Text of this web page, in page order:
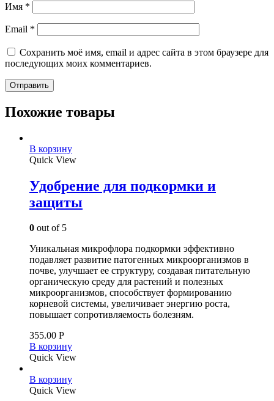
Имя *
Email *
Сохранить моё имя, email и адрес сайта в этом браузере для
последующих моих комментариев.
Похожие товары
В корзину
Quick View
Удобрение для подкормки и
защиты
0 out of 5
Уникальная микрофлора подкормки эффективно
подавляет развитие патогенных микроорганизмов в
почве, улучшает ее структуру, создавая питательную
органическую среду для растений и полезных
микроорганизмов, способствует формированию
корневой системы, увеличивает энергию роста,
повышает сопротивляемость болезням.
355.00 Р
В корзину
Quick View
В корзину
Quick View